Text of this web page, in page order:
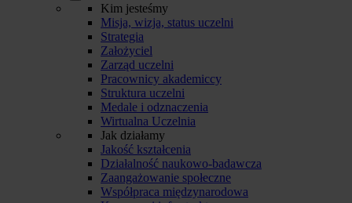
Kim jesteśmy
Misja, wizja, status uczelni
Strategia
Założyciel
Zarząd uczelni
Pracownicy akademiccy
Struktura uczelni
Medale i odznaczenia
Wirtualna Uczelnia
Jak działamy
Jakość kształcenia
Działalność naukowo-badawcza
Zaangażowanie społeczne
Współpraca międzynarodowa